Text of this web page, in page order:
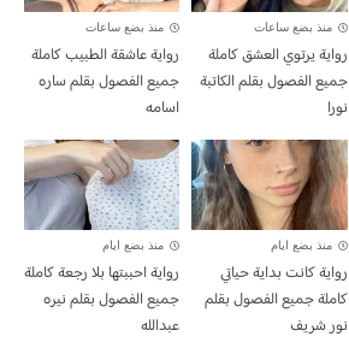
منذ بضع ساعات
رواية يرتوي العشق كاملة
جميع الفصول بقلم الكاتبة
نورا
منذ بضع ساعات
رواية عاشقة الطبيب كاملة
جميع الفصول بقلم ساره
اسامه
منذ بضع ايام
رواية كانت بداية حياتي
كاملة جميع الفصول بقلم
نور شريف
منذ بضع ايام
رواية احببتها بلا رجعة كاملة
جميع الفصول بقلم نيره
عبدالله